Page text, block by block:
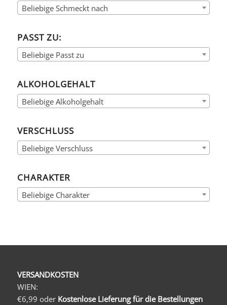
Beliebige Schmeckt nach
PASST ZU:
Beliebige Passt zu
ALKOHOLGEHALT
Beliebige Alkoholgehalt
VERSCHLUSS
Beliebige Verschluss
CHARAKTER
Beliebige Charakter
VERSANDKOSTEN
WIEN:
€6,99 oder Kostenlose Lieferung für die Bestellungen